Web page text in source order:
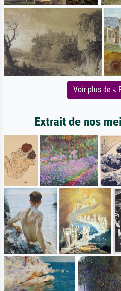
Voir plus de «
Extrait de nos